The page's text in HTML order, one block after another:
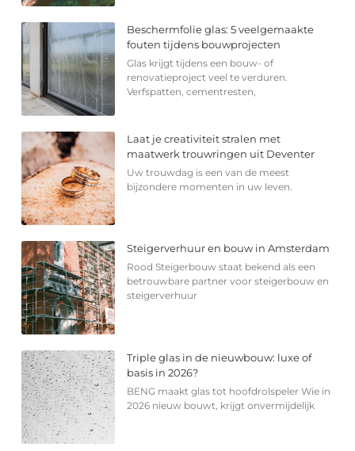
Beschermfolie glas: 5 veelgemaakte
fouten tijdens bouwprojecten
Glas krijgt tijdens een bouw- of
renovatieproject veel te verduren.
Verfspatten, cementresten,
Laat je creativiteit stralen met
maatwerk trouwringen uit Deventer
Uw trouwdag is een van de meest
bijzondere momenten in uw leven.
Steigerverhuur en bouw in Amsterdam
Rood Steigerbouw staat bekend als een
betrouwbare partner voor steigerbouw en
steigerverhuur
Triple glas in de nieuwbouw: luxe of
basis in 2026?
BENG maakt glas tot hoofdrolspeler Wie in
2026 nieuw bouwt, krijgt onvermijdelijk